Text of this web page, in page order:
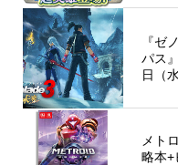
『ゼ
パス
日（
メト
略本+